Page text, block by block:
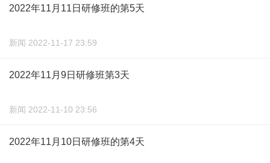
2022年11月11日研修班的第5天
新闻 2022-11-17 23:59
2022年11月9日研修班第3天
新闻 2022-11-10 23:56
2022年11月10日研修班的第4天